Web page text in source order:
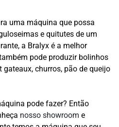
uma máquina que possa
e quitutes de um
a Bralyx é a melhor
pode produzir bolinhos
churros, pão de queijo
pode fazer? Então
nosso showroom e